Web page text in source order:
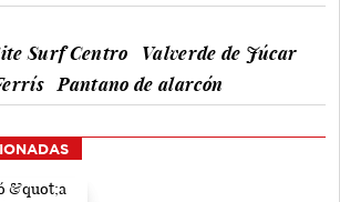
Surf Centro
Valverde de Júcar
Pantano de alarcón